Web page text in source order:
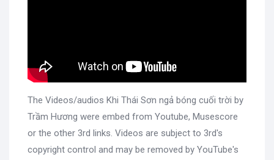
The Videos/audios Khi Thái Sơn ngả bóng cuối trời by
Trầm Hương were embed from Youtube, Musescore
or the other 3rd links. Videos are subject to 3rd's
copyright control and may be removed by YouTube's